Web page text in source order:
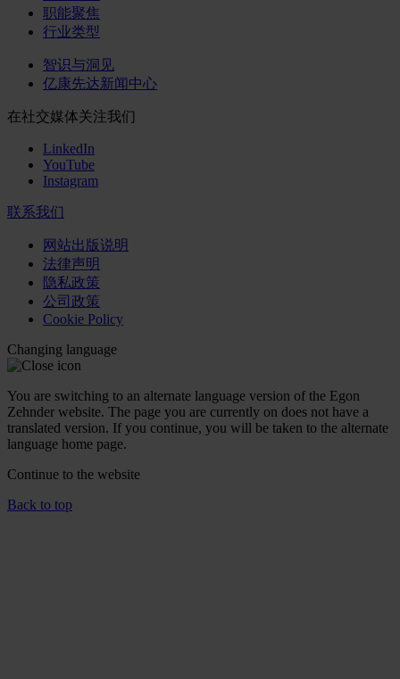
职能聚焦
行业类型
智识与洞见
亿康先达新闻中心
在社交媒体关注我们
LinkedIn
YouTube
Instagram
联系我们
网站出版说明
法律声明
隐私政策
公司政策
Cookie Policy
Changing language
You are switching to an alternate language version of the Egon
Zehnder website. The page you are currently on does not have a
translated version. If you continue, you will be taken to the alternate
language home page.
Continue to the website
Back to top